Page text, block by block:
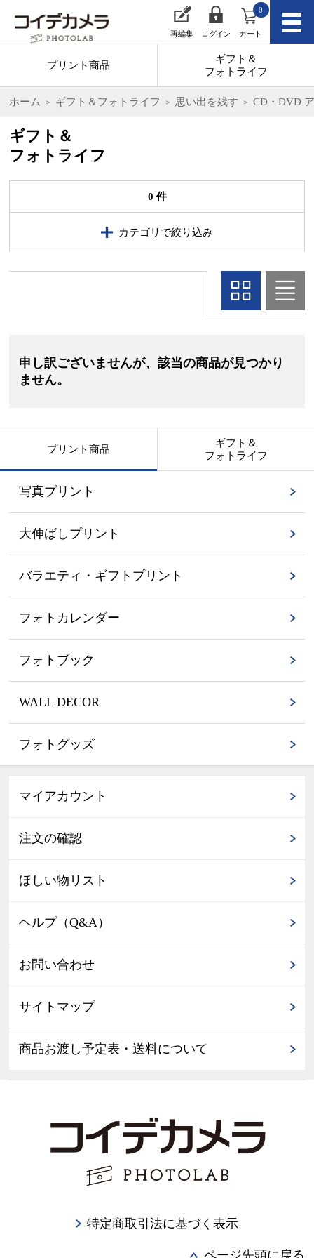
再編集 ログイン カート
0
プリント商品
ギフト＆
フォトライフ
ホーム ギフト＆フォトライフ 思い出を残す CD・DVD
ギフト＆
フォトライフ
0 件
カテゴリで絞り込み
申し訳ございませんが、該当の商品が見つかり
ません。
プリント商品
写真プリント
大伸ばしプリント
バラエティ・ギフトプリント
フォトカレンダー
フォトブック
WALL DECOR
フォトグッズ
ギフト＆
フォトライフ
マイアカウント
注文の確認
ほしい物リスト
ヘルプ（Q&A）
お問い合わせ
サイトマップ
商品お渡し予定表・送料について
特定商取引法に基づく表示